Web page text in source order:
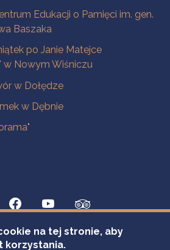
Edukacji o Pamięci im. gen.
Baszaka
po Janie Matejce
w Nowym Wiśniczu
w Dołędze
w Dębnie
na tej stronie, aby
korzystania.